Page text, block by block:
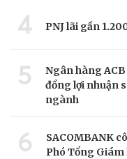
4 PNJ lãi gần
5
Ngân hàng
đồng lợi nhuận
ngành
6
SACOMBANK
Phó Tổng Giám